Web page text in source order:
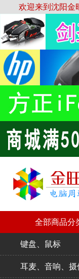
欢迎来到沈阳金
全部商品分
键盘、鼠标
耳麦、音响、摄